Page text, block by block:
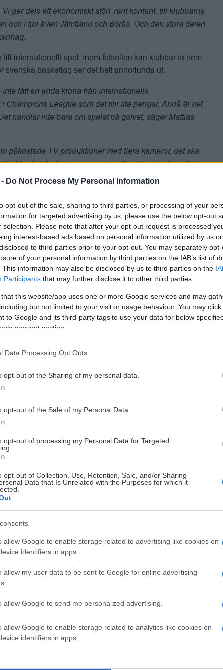
Do Not Process My Personal Information
opt-out of the sale, sharing to third parties, or processing of your
for targeted advertising by us, please use the below opt-out
selection. Please note that after your opt-out request is processed
interest-based ads based on personal information utilized by us
to third parties prior to your opt-out. You may separately
of your personal information by third parties on the IAB’s list of
This information may also be disclosed by us to third parties on the
Participants that may further disclose it to other third parties.
that this website/app uses one or more Google services and may
but not limited to your visit or usage behaviour. You may
to Google and its third-party tags to use your data for below
consent section.
Data Processing Opt Outs
opt-out of the Sharing of my personal data.
opt-out of the Sale of my Personal Data.
opt-out of processing my Personal Data for Targeted
opt-out of Collection, Use, Retention, Sale, and/or Sharing
Data that Is Unrelated with the Purposes for which it
allow Google to enable storage related to advertising like cookies on
identifiers in apps.
allow my user data to be sent to Google for online advertising
allow Google to send me personalized advertising.
allow Google to enable storage related to analytics like cookies on
identifiers in apps.
ger dels ett ekonomiskt stöd, rent kontant, till klubbarna
och i fjol även Jämtland och Borås. Och den stora delen
internationellt spel. Inom fotbollen kan klubbar ta hem
basketlag ser det helt annorlunda ut.
fått en enda krona från internationella
Champions League som det blir lite pengar. Ändå är det
handlar inte bara om spelet på golvet, säger Mattias
påkostade TV-produktioner med flera kameror, det ska
sälja de sändningarna som i nuläget kanske bara lockar
mellan Norrköping och grekiska Maroussi
men det är ett sätt att uppmuntra till internationellt spel.
inte mycket är gjort åt saken.
haltande tabell.
för att möjliggöra spel i Europa, säger Mattias
svenska lag som begav sig utanför landets gränser.
man med det eller så skiter man i det. Det Norrköping
Vi kan bara hoppas att det framöver ska bli bättre
för SBL Herr.
man aldrig ifrån. Man är ju där man är och måste tro
skramla ihop över 800 åskådare mot Högsbo. Köpings
av yttre omständigheter. Om vi blickar tillbaka så satte
innan pandemin bröt ut. När det började se bättre ut
med sina nyckeltal och så är det bara att börja om.
och nästa säsong, då borde allt bara bli bättre.
om det jobb som ligaföreningen gör i det tysta.